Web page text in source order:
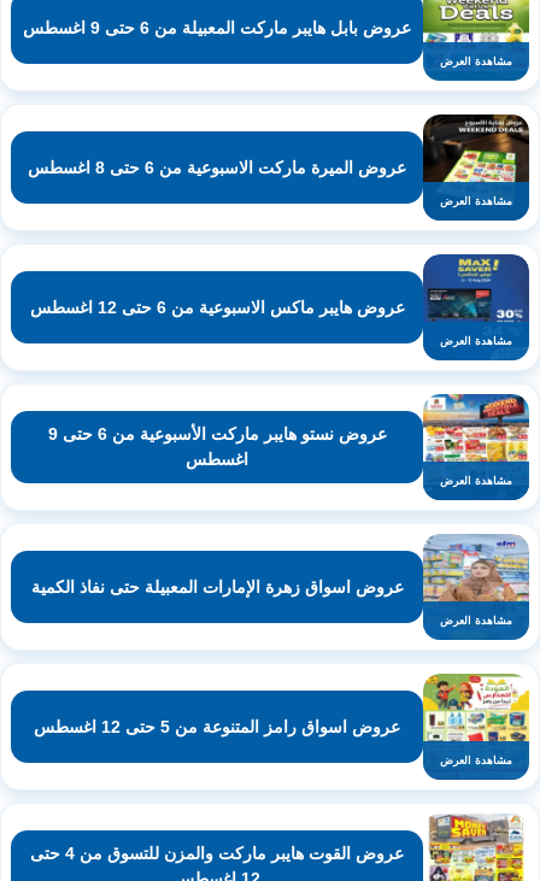
مشاهدة العرض
عروض بابل هايبر ماركت المعبيلة من 6 حتى 9 اغسطس
مشاهدة العرض
عروض الميرة ماركت الاسبوعية من 6 حتى 8 اغسطس
مشاهدة العرض
عروض هايبر ماكس الاسبوعية من 6 حتى 12 اغسطس
مشاهدة العرض
عروض نستو هايبر ماركت الأسبوعية من 6 حتى 9
اغسطس
مشاهدة العرض
عروض اسواق زهرة الإمارات المعبيلة حتى نفاذ الكمية
مشاهدة العرض
عروض اسواق رامز المتنوعة من 5 حتى 12 اغسطس
عروض القوت هايبر ماركت والمزن للتسوق من 4 حتى